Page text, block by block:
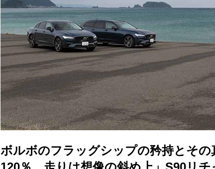
ボルボのフラッグシップの矜持とその